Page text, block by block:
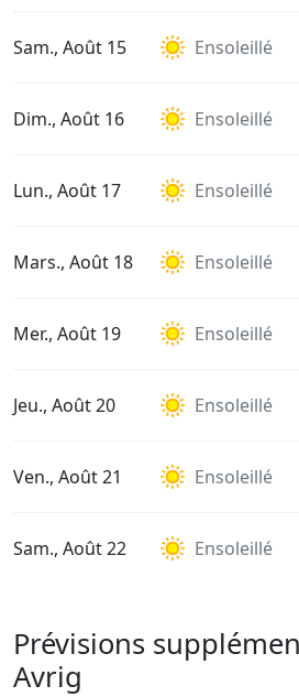
Sam., Août 15 Ensoleillé
Dim., Août 16 Ensoleillé
Lun., Août 17 Ensoleillé
Mars., Août 18 Ensoleillé
Mer., Août 19 Ensoleillé
Jeu., Août 20 Ensoleillé
Ven., Août 21 Ensoleillé
Sam., Août 22 Ensoleillé
Prévisions
Avrig